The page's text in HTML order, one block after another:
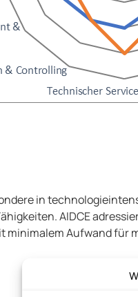
in
AIDCE
Aufwand für